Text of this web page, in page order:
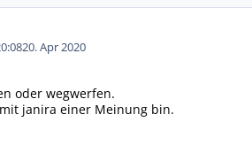
20. Apr 2020
oder wegwerfen.
janira einer Meinung bin.